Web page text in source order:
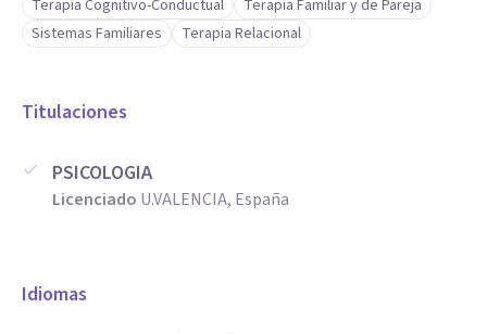
Terapia Cognitivo-Conductual
Terapia Familiar y de Pareja
Sistemas Familiares
Terapia Relacional
Titulaciones
PSICOLOGIA
Licenciado U.VALENCIA, España
Idiomas